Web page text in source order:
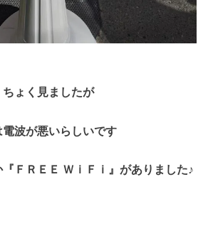
ょく見ましたが
電波が悪いらしいです
ＦＲＥＥ ＷｉＦｉ』がありました♪